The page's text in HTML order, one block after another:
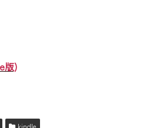
版)